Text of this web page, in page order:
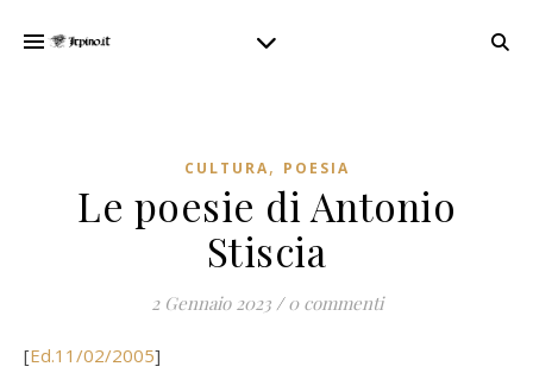
CULTURA, POESIA
Le poesie di Antonio
Stiscia
2 Gennaio 2023 / 0 commenti
[ Ed.11/02/2005]